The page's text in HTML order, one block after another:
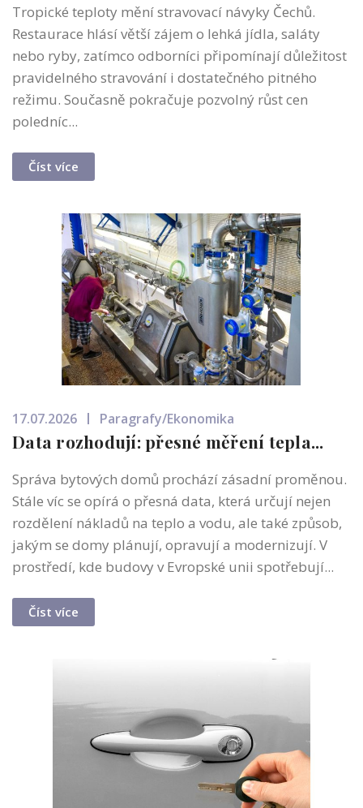
Tropické teploty mění stravovací návyky Čechů.
Restaurace hlásí větší zájem o lehká jídla, saláty
nebo ryby, zatímco odborníci připomínají důležitost
pravidelného stravování i dostatečného pitného
režimu. Současně pokračuje pozvolný růst cen
poledníc...
Číst více
17.07.2026 Paragrafy/Ekonomika
Data rozhodují: přesné měření tepla...
Správa bytových domů prochází zásadní proměnou.
Stále víc se opírá o přesná data, která určují nejen
rozdělení nákladů na teplo a vodu, ale také způsob,
jakým se domy plánují, opravují a modernizují. V
prostředí, kde budovy v Evropské unii spotřebují...
Číst více